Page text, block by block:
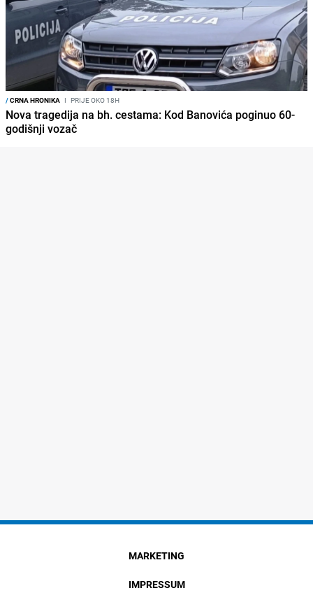
/CRNA HRONIKA I PRIJE OKO 18H
Nova tragedija na bh. cestama: Kod Banovića poginuo 60-
godišnji vozač
MARKETING
IMPRESSUM